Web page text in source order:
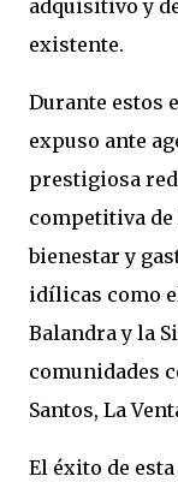
adquisitivo y
existente.
Durante estos
expuso ante
prestigiosa
competitiva de
bienestar y
idílicas como
Balandra y la
comunidades
Santos, La
El éxito de